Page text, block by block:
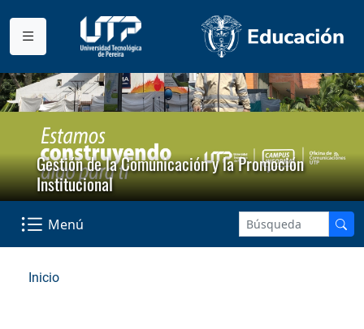
Gestión de la Comunicación y la Promoción
Institucional
Menú
Inicio